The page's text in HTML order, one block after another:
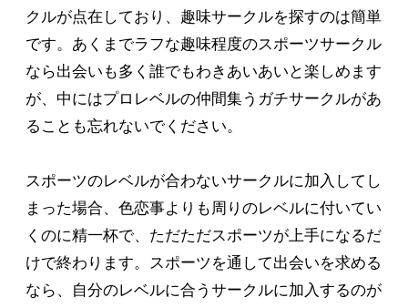
クルが点在しており、趣味サークルを探すのは簡単
です。あくまでラフな趣味程度のスポーツサークル
なら出会いも多く誰でもわきあいあいと楽しめます
が、中にはプロレベルの仲間集うガチサークルがあ
ることも忘れないでください。
スポーツのレベルが合わないサークルに加入してし
まった場合、色恋事よりも周りのレベルに付いてい
くのに精一杯で、ただただスポーツが上手になるだ
けで終わります。スポーツを通して出会いを求める
なら、自分のレベルに合うサークルに加入するのが